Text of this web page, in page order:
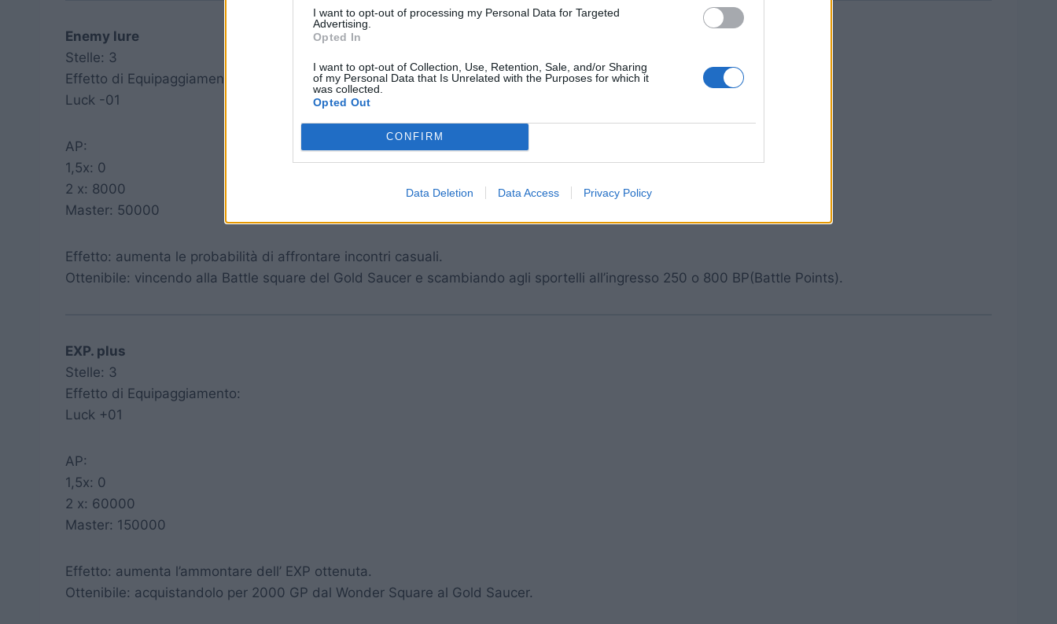
I want to opt-out of processing my Personal Data for Targeted
Advertising.
Opted In
I want to opt-out of Collection, Use, Retention, Sale, and/or Sharing
of my Personal Data that Is Unrelated with the Purposes for which it
was collected.
Opted Out
CONFIRM
Data Deletion Data Access Privacy Policy
Enemy lure
Stelle: 3
Effetto di Equipaggiamento:
Luck -01
AP:
1,5x: 0
2 x: 8000
Master: 50000
Effetto: aumenta le probabilità di affrontare incontri casuali.
Ottenibile: vincendo alla Battle square del Gold Saucer e scambiando agli sportelli all’ingresso 250 o 800 BP(Battle Points).
EXP. plus
Stelle: 3
Effetto di Equipaggiamento:
Luck +01
AP:
1,5x: 0
2 x: 60000
Master: 150000
Effetto: aumenta l’ammontare dell’ EXP ottenuta.
Ottenibile: acquistandolo per 2000 GP dal Wonder Square al Gold Saucer.